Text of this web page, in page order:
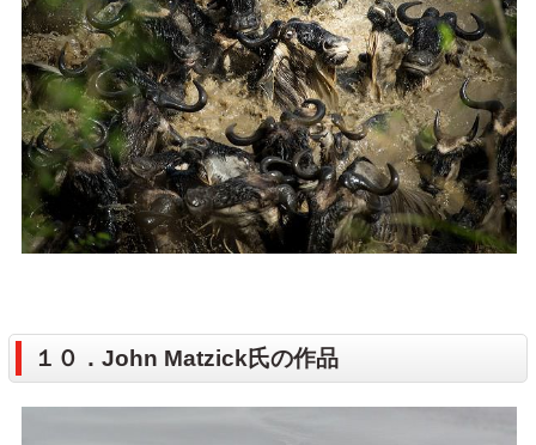
１０．John Matzick氏の作品